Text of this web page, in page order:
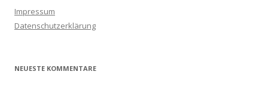
n
a
:
Impressum
Datenschutzerklärung
NEUESTE KOMMENTARE